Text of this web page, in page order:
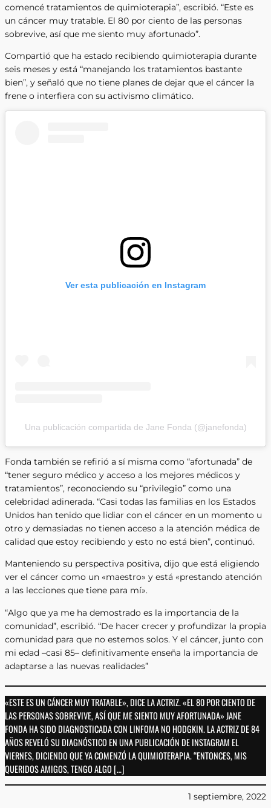
comencé tratamientos de quimioterapia”, escribió. “Este es
un cáncer muy tratable. El 80 por ciento de las personas
sobrevive, así que me siento muy afortunado”.
Compartió que ha estado recibiendo quimioterapia durante
seis meses y está “manejando los tratamientos bastante
bien”, y señaló que no tiene planes de dejar que el cáncer la
frene o interfiera con su activismo climático.
Ver esta publicación en Instagram
Una publicación compartida de Jane Fonda (@janefonda)
Fonda también se refirió a sí misma como “afortunada” de
“tener seguro médico y acceso a los mejores médicos y
tratamientos”, reconociendo su “privilegio” como una
celebridad adinerada. “Casi todas las familias en los Estados
Unidos han tenido que lidiar con el cáncer en un momento u
otro y demasiadas no tienen acceso a la atención médica de
calidad que estoy recibiendo y esto no está bien”, continuó.
Manteniendo su perspectiva positiva, dijo que está eligiendo
ver el cáncer como un «maestro» y está «prestando atención
a las lecciones que tiene para mí».
“Algo que ya me ha demostrado es la importancia de la
comunidad”, escribió. “De hacer crecer y profundizar la propia
comunidad para que no estemos solos. Y el cáncer, junto con
mi edad –casi 85– definitivamente enseña la importancia de
adaptarse a las nuevas realidades”
«ESTE ES UN CÁNCER MUY TRATABLE», DICE LA ACTRIZ. «EL 80 POR CIENTO DE
LAS PERSONAS SOBREVIVE, ASÍ QUE ME SIENTO MUY AFORTUNADA» JANE
FONDA HA SIDO DIAGNOSTICADA CON LINFOMA NO HODGKIN. LA ACTRIZ DE 84
AÑOS REVELÓ SU DIAGNÓSTICO EN UNA PUBLICACIÓN DE INSTAGRAM EL
VIERNES, DICIENDO QUE YA COMENZÓ LA QUIMIOTERAPIA. “ENTONCES, MIS
QUERIDOS AMIGOS, TENGO ALGO […]
1 septiembre, 2022